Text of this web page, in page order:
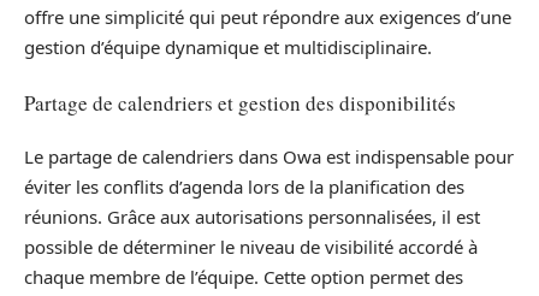
offre une simplicité qui peut répondre aux exigences d’une
gestion d’équipe dynamique et multidisciplinaire.
Partage de calendriers et gestion des disponibilités
Le partage de calendriers dans Owa est indispensable pour
éviter les conflits d’agenda lors de la planification des
réunions. Grâce aux autorisations personnalisées, il est
possible de déterminer le niveau de visibilité accordé à
chaque membre de l’équipe. Cette option permet des